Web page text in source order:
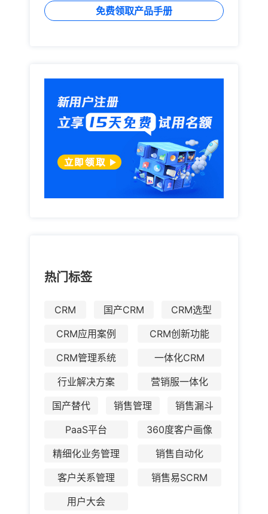
免费领取产品手册
热门标签
CRM 国产CRM
CRM选型
CRM应用案例
CRM创新功能
CRM管理系统
一体化CRM
行业解决方案
营销服一体化
国产替代
销售管理
销售漏斗
PaaS平台
360度客户画像
精细化业务管理
销售自动化
客户关系管理
销售易SCRM
用户大会